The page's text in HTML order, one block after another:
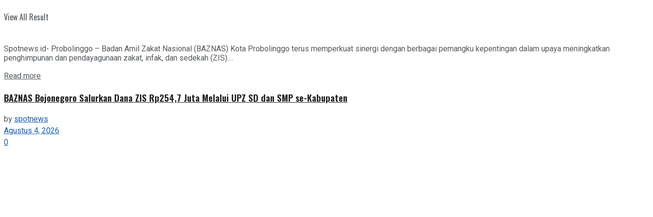
View All Result
Spotnews.id- Probolinggo – Badan Amil Zakat Nasional (BAZNAS) Kota Probolinggo terus memperkuat sinergi dengan berbagai pemangku kepentingan dalam upaya meningkatkan
penghimpunan dan pendayagunaan zakat, infak, dan sedekah (ZIS)....
Read more
BAZNAS Bojonegoro Salurkan Dana ZIS Rp254,7 Juta Melalui UPZ SD dan SMP se-Kabupaten
byspotnews
Agustus 4, 2026
0